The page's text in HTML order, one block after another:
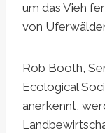
um das Vieh
von
Rob Booth,
Ecological
anerkennt,